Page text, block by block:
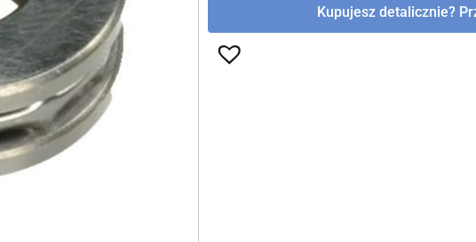
Kupujesz detalicznie?